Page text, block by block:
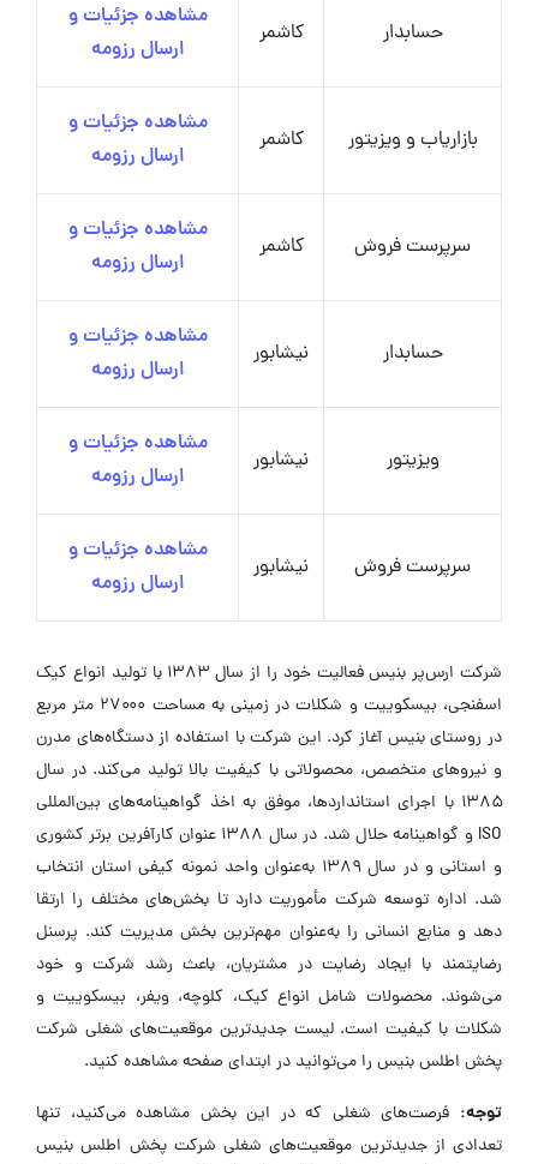
حسابدار کاشمر
مشاهده جزئیات و
ارسال رزومه
بازاریاب و ویزیتور کاشمر
مشاهده جزئیات و
ارسال رزومه
سرپرست فروش کاشمر
مشاهده جزئیات و
ارسال رزومه
حسابدار نیشابور
مشاهده جزئیات و
ارسال رزومه
ویزیتور نیشابور
مشاهده جزئیات و
ارسال رزومه
سرپرست فروش نیشابور
مشاهده جزئیات و
ارسال رزومه
شرکت ارس‌پر بنیس فعالیت خود را از سال ۱۳۸۳ با تولید انواع کیک
اسفنجی، بیسکوییت و شکلات در زمینی به مساحت ۲۷۰۰۰ متر مربع
در روستای بنیس آغاز کرد. این شرکت با استفاده از دستگاه‌های مدرن
و نیروهای متخصص، محصولاتی با کیفیت بالا تولید می‌کند. در سال
۱۳۸۵ با اجرای استانداردها، موفق به اخذ گواهینامه‌های بین‌المللی
ISO و گواهینامه حلال شد. در سال ۱۳۸۸ عنوان کارآفرین برتر کشوری
و استانی و در سال ۱۳۸۹ به‌عنوان واحد نمونه کیفی استان انتخاب
شد. اداره توسعه شرکت مأموریت دارد تا بخش‌های مختلف را ارتقا
دهد و منابع انسانی را به‌عنوان مهم‌ترین بخش مدیریت کند. پرسنل
رضایتمند با ایجاد رضایت در مشتریان، باعث رشد شرکت و خود
می‌شوند. محصولات شامل انواع کیک، کلوچه، ویفر، بیسکوییت و
شکلات با کیفیت است. لیست جدیدترین موقعیت‌های شغلی شرکت
پخش اطلس بنیس را می‌توانید در ابتدای صفحه مشاهده کنید.
توجه: فرصت‌های شغلی که در این بخش مشاهده می‌کنید، تنها
تعدادی از جدیدترین موقعیت‌های شغلی شرکت پخش اطلس بنیس